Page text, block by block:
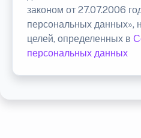
законом от 27.07.2006
персональных данных»,
целей, определенных в
персональных данных